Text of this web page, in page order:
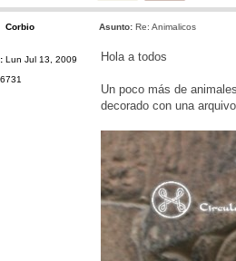
Corbio Asunto: Re: Animalicos
Lun Jul 13, 2009
6731
Hola a todos
Un poco más de
decorado con una